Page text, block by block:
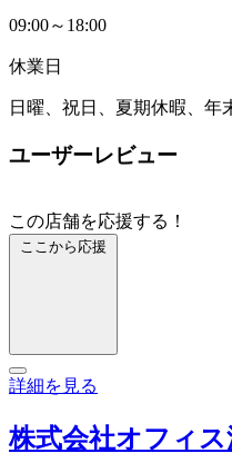
09:00～18:00
休業日
日曜、祝日、夏期休暇、年
ユーザーレビュー
この店舗を応援する！
ここから応援
詳細を見る
株式会社オフィ